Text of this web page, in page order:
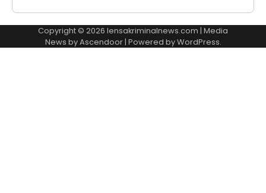
Copyright © 2026 lensakriminalnews.com | Media
News byAscendoor| Powered byWordPress.